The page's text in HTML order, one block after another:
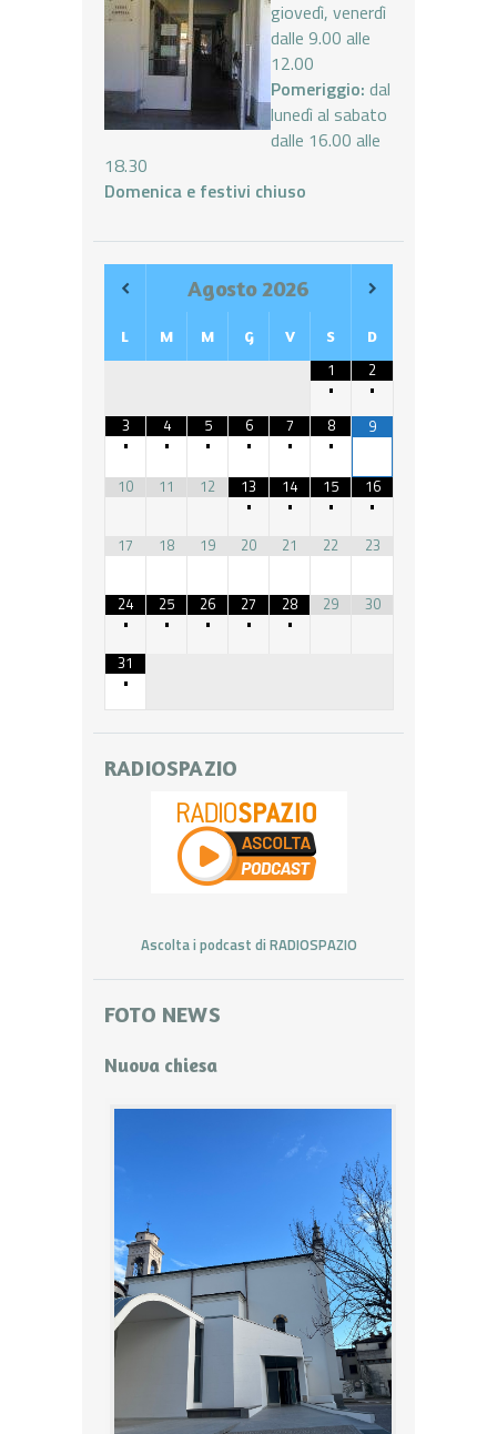
giovedì, venerdì
dalle 9.00 alle
12.00
Pomeriggio: dal
lunedì al sabato
dalle 16.00 alle
18.30
Domenica e festivi chiuso
Agosto2026
L M M G V S D
1
•
2
•
3
•
4
•
5
•
6
•
7
•
8
•
9
10 11 12
13
•
14
•
15
•
16
•
17
18 19 20 21 22 23
24
•
25
•
26
•
27
•
28
•
29 30
31
•
RADIOSPAZIO
Ascolta i podcast di RADIOSPAZIO
FOTO NEWS
Nuova chiesa